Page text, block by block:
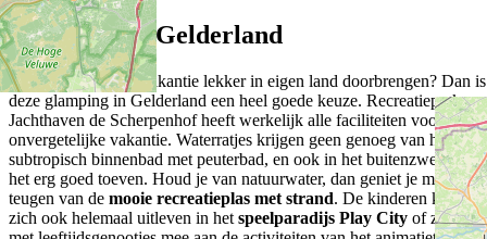
Glamping in Gelderland
Wil je de volgende vakantie lekker in eigen land doorbrengen? Dan is
deze glamping in Gelderland een heel goede keuze. Recreatiepark en
Jachthaven de Scherpenhof heeft werkelijk alle faciliteiten voor een
onvergetelijke vakantie. Waterratjes krijgen geen genoeg van het
subtropisch binnenbad met peuterbad, en ook in het buitenzwembad
het erg goed toeven. Houd je van natuurwater, dan geniet je met volle
teugen van de mooie recreatieplas met strand. De kinderen kunnen
zich ook helemaal uitleven in het speelparadijs Play City of ze doen